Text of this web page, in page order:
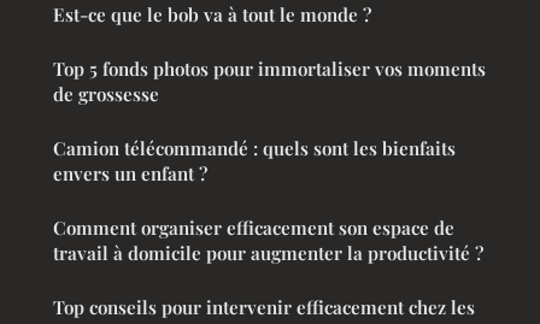
Est-ce que le bob va à tout le monde ?
Top 5 fonds photos pour immortaliser vos moments
de grossesse
Camion télécommandé : quels sont les bienfaits
envers un enfant ?
Comment organiser efficacement son espace de
travail à domicile pour augmenter la productivité ?
Top conseils pour intervenir efficacement chez les